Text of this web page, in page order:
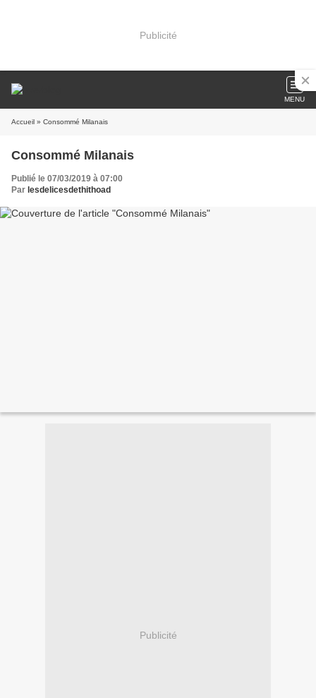
Publicité
MENU
Accueil » Consommé Milanais
Consommé Milanais
Publié le 07/03/2019 à 07:00
Par lesdelicesdethithoad
Publicité